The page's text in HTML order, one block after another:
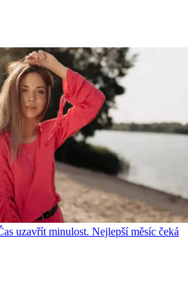
uzavřít minulost. Nejlepší měsíc čeká